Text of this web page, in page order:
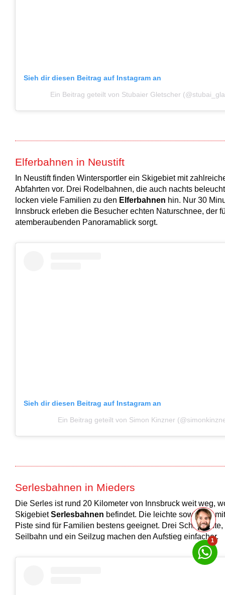
Sieh dir diesen Beitrag auf Instagram an
Ein Beitrag geteilt von Stubaier Gletscher
Elferbahnen in Neustift
In Neustift finden Wintersportler ein Skigebiet mit
Abfahrten vor. Drei Rodelbahnen, die auch nachts
locken viele Familien zu den Elferbahnen hin. Nur 30
Innsbruck erleben die Besucher echten Naturschnee, der
atemberaubenden Panoramablick sorgt.
Sieh dir diesen Beitrag auf Instagram an
Ein Beitrag geteilt von Simon Kinzner
Serlesbahnen in Mieders
Die Serles ist rund 20 Kilometer von Innsbruck weit weg,
SkigebietSerlesbahnen befindet. Die leichte sowie die
Piste sind für Familien bestens geeignet. Drei Schlepplifte,
Seilbahn und ein Seilzug machen den Aufstieg einfacher.
1